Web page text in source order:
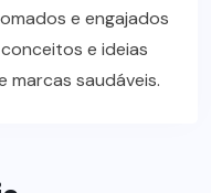
e engajados
e ideias
saudáveis.